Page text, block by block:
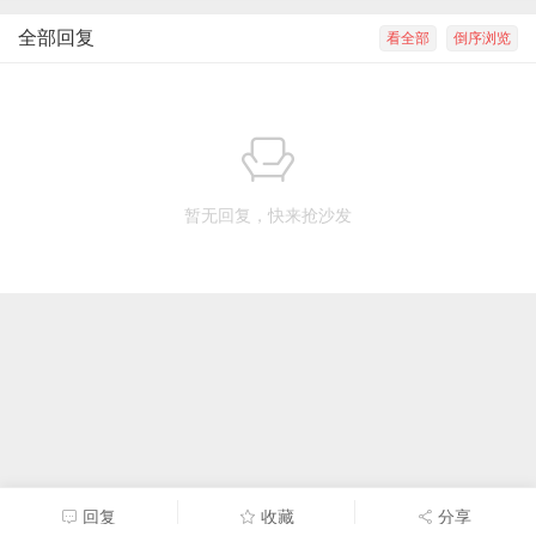
倒序浏览
看全部
全部回复
暂无回复，快来抢沙发
回复 收藏 分享